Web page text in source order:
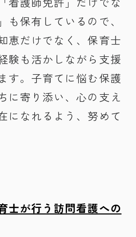
も保有しているので、
恵だけでなく、保育士
験も活かしながら支援
す。子育てに悩む保護
に寄り添い、心の支え
になれるよう、努めて
が行う訪問看護への